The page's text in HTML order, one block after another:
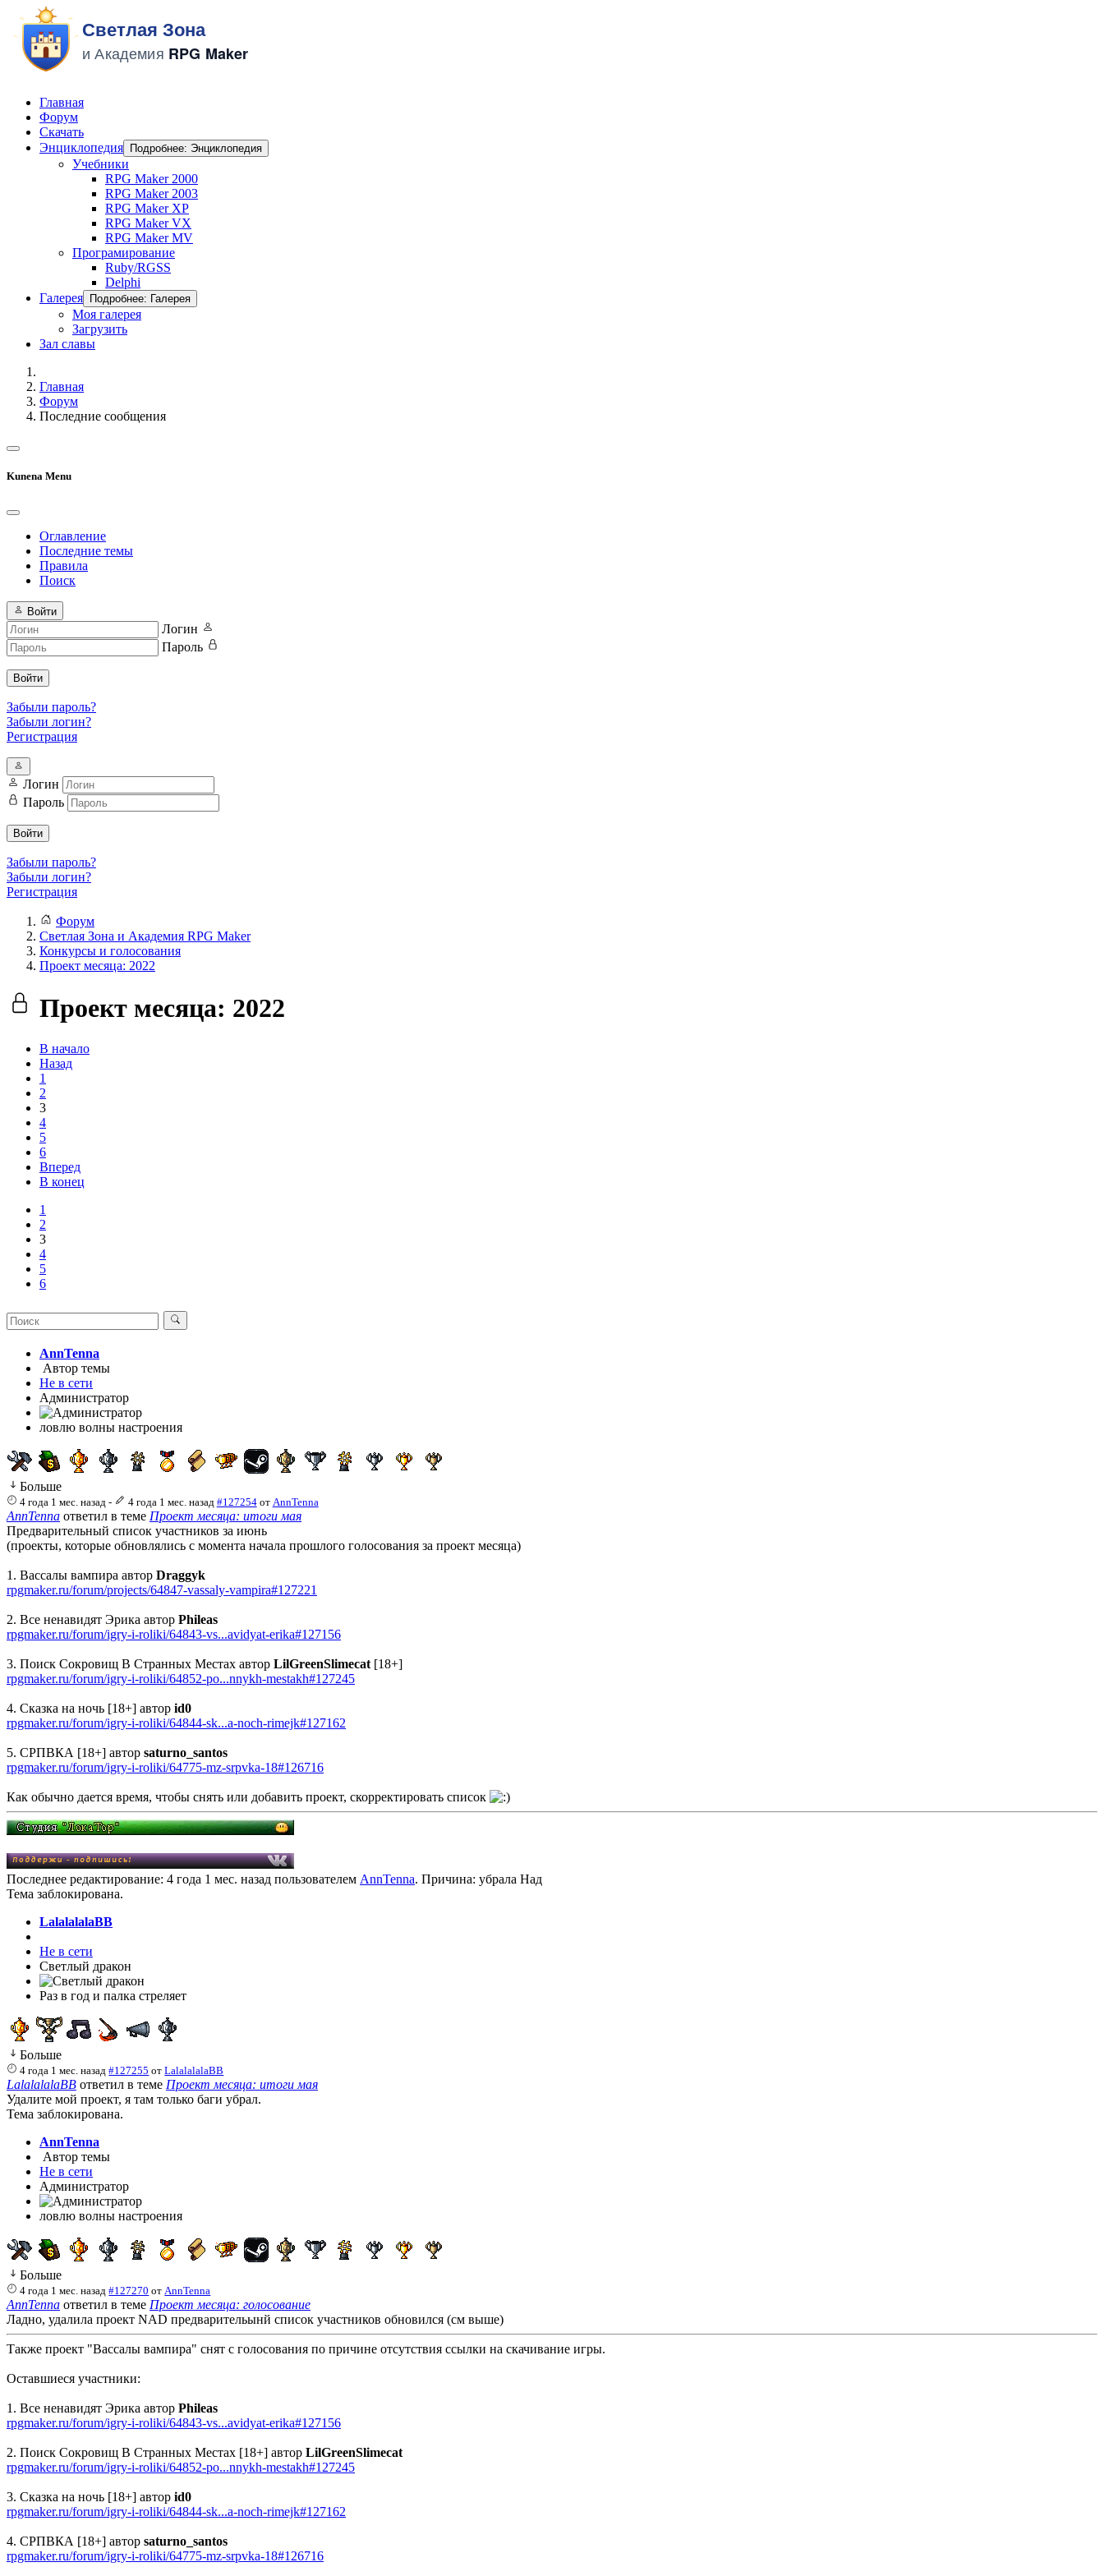
Главная
Форум
Скачать
Энциклопедия
Подробнее: Энциклопедия
Учебники
RPG Maker 2000
RPG Maker 2003
RPG Maker XP
RPG Maker VX
RPG Maker MV
Програмирование
Ruby/RGSS
Delphi
Галерея
Подробнее: Галерея
Моя галерея
Загрузить
Зал славы
Главная
Форум
Последние сообщения
Kunena Menu
Оглавление
Последние темы
Правила
Поиск
Войти
Логин
Пароль
Войти
Забыли пароль?
Забыли логин?
Регистрация
Логин
Пароль
Войти
Забыли пароль?
Забыли логин?
Регистрация
Форум
Светлая Зона и Академия RPG Maker
Конкурсы и голосования
Проект месяца: 2022
Проект месяца: 2022
В начало
Назад
1
2
3
4
5
6
Вперед
В конец
1
2
3
4
5
6
AnnTenna
Автор темы
Не в сети
Администратор
ловлю волны настроения
Больше
4 года 1 мес. назад - 4 года 1 мес. назад #127254 от AnnTenna
AnnTenna ответил в теме Проект месяца: итоги мая
Предварительный список участников за июнь
(проекты, которые обновлялись с момента начала прошлого голосования за проект месяца)
1. Вассалы вампира автор Draggyk
rpgmaker.ru/forum/projects/64847-vassaly-vampira#127221
2. Все ненавидят Эрика автор Phileas
rpgmaker.ru/forum/igry-i-roliki/64843-vs...avidyat-erika#127156
3. Поиск Сокровищ В Странных Местах автор LilGreenSlimecat [18+]
rpgmaker.ru/forum/igry-i-roliki/64852-po...nnykh-mestakh#127245
4. Сказка на ночь [18+] автор id0
rpgmaker.ru/forum/igry-i-roliki/64844-sk...a-noch-rimejk#127162
5. СРПВКА [18+] автор saturno_santos
rpgmaker.ru/forum/igry-i-roliki/64775-mz-srpvka-18#126716
Как обычно дается время, чтобы снять или добавить проект, скорректировать список
Последнее редактирование: 4 года 1 мес. назад пользователем AnnTenna. Причина: убрала Над
Тема заблокирована.
LalalalalaBB
Не в сети
Светлый дракон
Раз в год и палка стреляет
Больше
4 года 1 мес. назад #127255 отLalalalalaBB
LalalalalaBB ответил в теме Проект месяца: итоги мая
Удалите мой проект, я там только баги убрал.
Тема заблокирована.
AnnTenna
Автор темы
Не в сети
Администратор
ловлю волны настроения
Больше
4 года 1 мес. назад #127270 от AnnTenna
AnnTenna ответил в теме Проект месяца: голосование
Ладно, удалила проект NAD предварительынй список участников обновился (см выше)
Также проект "Вассалы вампира" снят с голосования по причине отсутствия ссылки на скачивание игры.
Оставшиеся участники:
1. Все ненавидят Эрика автор Phileas
rpgmaker.ru/forum/igry-i-roliki/64843-vs...avidyat-erika#127156
2. Поиск Сокровищ В Странных Местах [18+] автор LilGreenSlimecat
rpgmaker.ru/forum/igry-i-roliki/64852-po...nnykh-mestakh#127245
3. Сказка на ночь [18+] автор id0
rpgmaker.ru/forum/igry-i-roliki/64844-sk...a-noch-rimejk#127162
4. СРПВКА [18+] автор saturno_santos
rpgmaker.ru/forum/igry-i-roliki/64775-mz-srpvka-18#126716